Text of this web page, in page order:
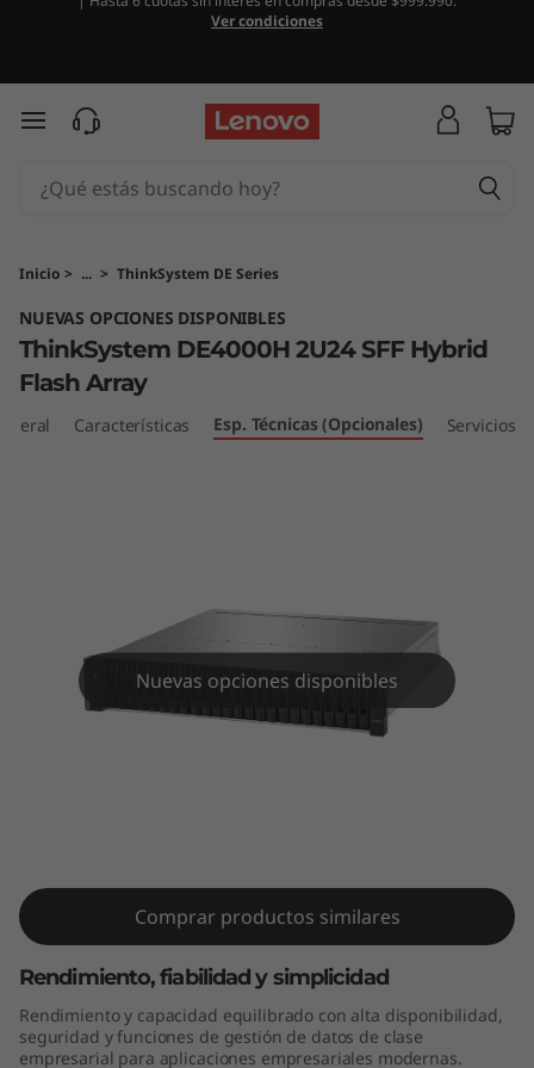
a
d
e
d
o
d
Ver condiciones
Ir al contenido principal
Inicio > ... > ThinkSystem DE Series
NUEVAS OPCIONES DISPONIBLES
ThinkSystem DE4000H 2U24 SFF Hybrid
Flash Array
Características Esp. Técnicas (Opcionales) Servicios
Nuevas opciones disponibles
Comprar productos similares
Rendimiento, fiabilidad y simplicidad
Rendimiento y capacidad equilibrado con alta disponibilidad,
seguridad y funciones de gestión de datos de clase
empresarial para aplicaciones empresariales modernas.